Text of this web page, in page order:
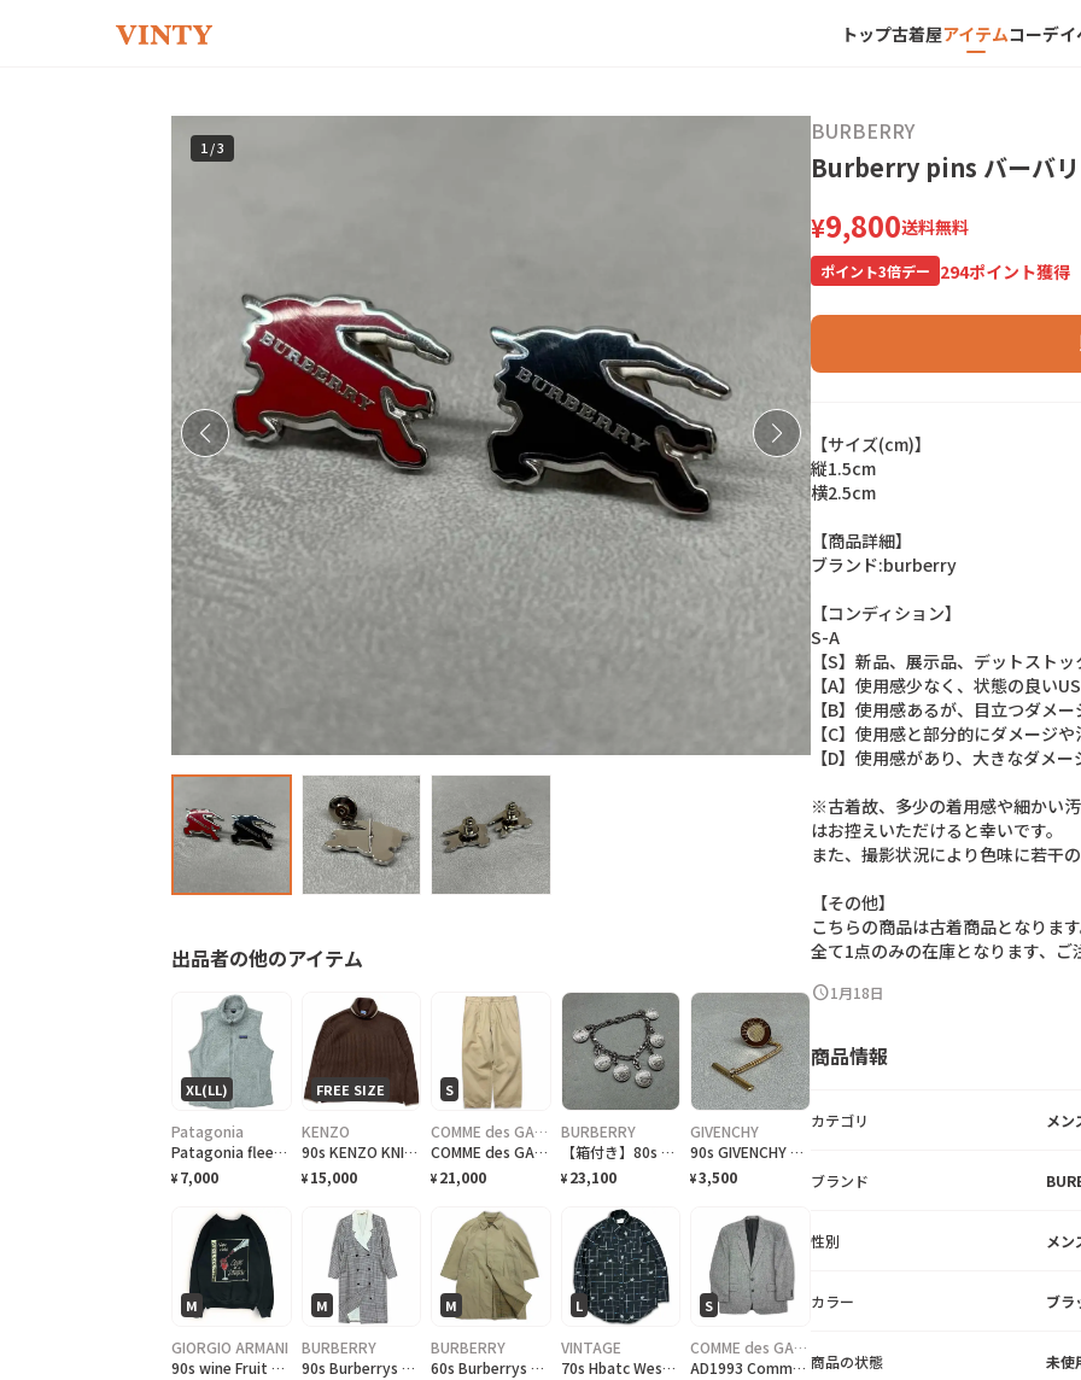
トップ古着屋アイテムコーデイ
1 /3
出品者の他のアイテム
XL(LL)
Patagonia
Patagonia fleece ベストvest フリース
¥ 7,000
FREE SIZE
KENZO
90s KENZO KNIT ケンゾー ハイネックニット
¥ 15,000
S
COMME des GARCONS HOMME PLUS
COMME des GARÇONS homme deux チノパン コムデギャルソン オムドゥ pants スラックス コットン
¥ 21,000
BURBERRY
【箱付き】80s Burberrys bracelet ブレスレット burberry バーバリー シルバー
¥ 23,100
GIVENCHY
90s GIVENCHY pin タイタックピン ジバンシイ
¥3,500
M
GIORGIO ARMANI
90s wine Fruit of the loom トレーナー/スウェット keehn scenes ワイン sweat shirt
M
BURBERRY
90s Burberrys coat バーバリー コート ツイード ウール
M
BURBERRY
60s Burberrys coat バルマカンコート バーバリーｂー30
L
VINTAGE
70s Hbatc Western shirt エイチバーシー ウエスタンシャツ long tail ロングテイル
S
COMME des GARCONS COMME des GARCONS
AD1993 Comme des Garçons homme jacket コムデギャルソンオム ジャケット
BURBERRY
Burberry pins バー
¥9,800送料無料
ポイント3倍デー 294ポイント獲得
【サイズ(cm)】
縦1.5cm
横2.5cm
【商品詳細】
ブラ ン ド:burberry
【コ ンディ ショ ン】
S-A
【S】 新品、 展示品、 デッ トス ト ッ
【A】 使用感少なく 、 状態の良いUS
【B】 使用感あるが、 目立つダメー
【C】 使用感と部分的にダメージや
【D】 使用感があり、 大きなダメー
※古着故、 多少の着用感や細かい汚
はお控えいただける と幸いです。
また、 撮影状況によ り色味に若干の
【その他】
こち らの商品は古着商品となり ます
全て1点のみの在庫となり ます、 ご
schedule1月18日
商品情報
カテゴリ メン
ブランド
性別 メン
カラー ブラ
商品の状態 未使